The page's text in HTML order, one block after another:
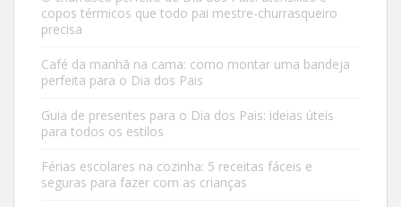
copos térmicos que todo pai mestre-churrasqueiro
precisa
Café da manhã na cama: como montar uma bandeja
perfeita para o Dia dos Pais
Guia de presentes para o Dia dos Pais: ideias úteis
para todos os estilos
Férias escolares na cozinha: 5 receitas fáceis e
seguras para fazer com as crianças